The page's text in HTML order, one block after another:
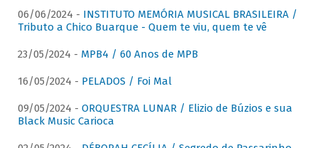
06/06/2024 - INSTITUTO MEMÓRIA MUSICAL BRASILEIRA /
Tributo a Chico Buarque - Quem te viu, quem te vê
23/05/2024 - MPB4 / 60 Anos de MPB
16/05/2024 - PELADOS / Foi Mal
09/05/2024 - ORQUESTRA LUNAR / Elizio de Búzios e sua
Black Music Carioca